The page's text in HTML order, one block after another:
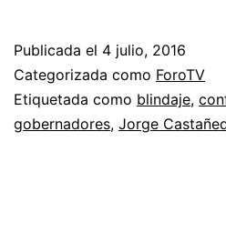
Publicada el 4 julio, 2016
Categorizada como ForoTV
Etiquetada como blindaje,
gobernadores, Jorge